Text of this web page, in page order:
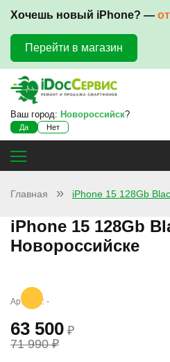
Хочешь новый iPhone? —
Перейти в магазин
Ваш город: Новороссийск?
Да Нет
Главная iPhone 15 128Gb
iPhone 15 128Gb
Новороссийске
Артикул: -
63 500 ₽
71 990 ₽